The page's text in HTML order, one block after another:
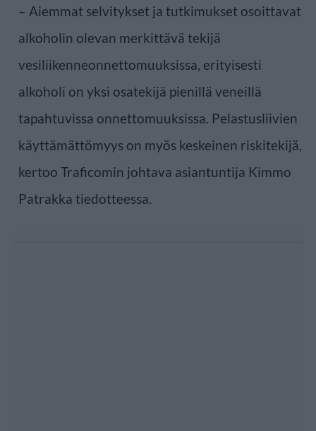
– Aiemmat selvitykset ja tutkimukset osoittavat
alkoholin olevan merkittävä tekijä
vesiliikenneonnettomuuksissa, erityisesti
alkoholi on yksi osatekijä pienillä veneillä
tapahtuvissa onnettomuuksissa. Pelastusliivien
käyttämättömyys on myös keskeinen riskitekijä,
kertoo Traficomin johtava asiantuntija Kimmo
Patrakka tiedotteessa.